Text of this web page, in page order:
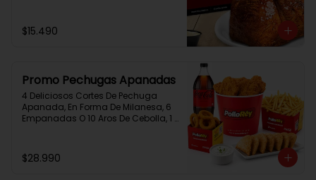
$15.490
Promo Pechugas Apanadas
4 Deliciosos Cortes De Pechuga
Apanada, En Forma De Milanesa, 6
Empanadas O 10 Aros De Cebolla, 1
$28.990